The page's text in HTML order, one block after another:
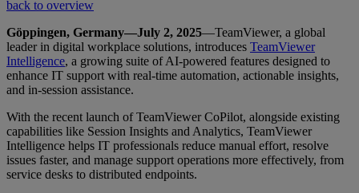
back to overview
Göppingen, Germany—July 2, 2025—TeamViewer, a global
leader in digital workplace solutions, introduces TeamViewer
Intelligence, a growing suite of AI-powered features designed to
enhance IT support with real-time automation, actionable insights,
and in-session assistance.
With the recent launch of TeamViewer CoPilot, alongside existing
capabilities like Session Insights and Analytics, TeamViewer
Intelligence helps IT professionals reduce manual effort, resolve
issues faster, and manage support operations more effectively, from
service desks to distributed endpoints.